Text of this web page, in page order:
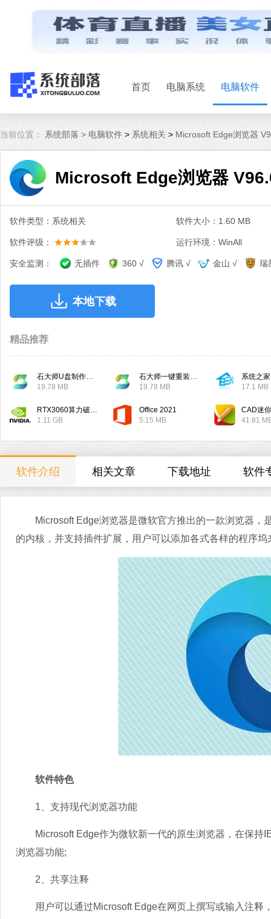
首页 电脑系统 电脑软件
当前位置： 系统部落 > 电脑软件 > 系统相关 > Microsoft Edge浏览器
Microsoft Edge浏览器
软件类型：系统相关 软件大小：1.60 MB
软件评级： 运行环境：WinAll
安全监测： 无插件 360 √ 腾讯 √ 金山 √ 瑞
本地下载
精品推荐
19.78 MB
19.78 MB
系统之
17.1 MB
1.11 GB
Office 2021
5.15 MB
CAD迷
41.81
软件介绍 相关文章 下载地址 软件
Microsoft Edge浏览器是微软官方推出的一款浏览器，
的内核，并支持插件扩展，用户可以添加各式各样的程序
软件特色
1、支持现代浏览器功能
Microsoft Edge作为微软新一代的原生浏览器，在保持
浏览器功能;
2、共享注释
用户可以通过Microsoft Edge在网页上撰写或输入注释